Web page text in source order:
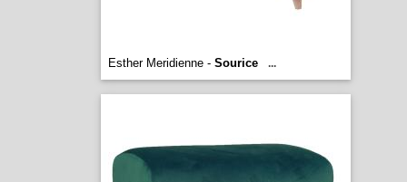
Esther Meridienne - Sourice ...